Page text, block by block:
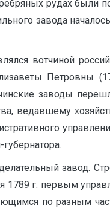
рудах были
завода
вотчиной
Петровны
заводы
ведавшему
завод.
1789 г. первым
по разным